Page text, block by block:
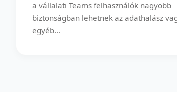
a vállalati Teams felhasználók nagyobb
biztonságban lehetnek az adathalász
egyéb...